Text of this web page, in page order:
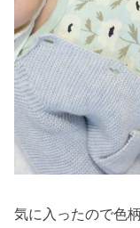
気に入ったので色